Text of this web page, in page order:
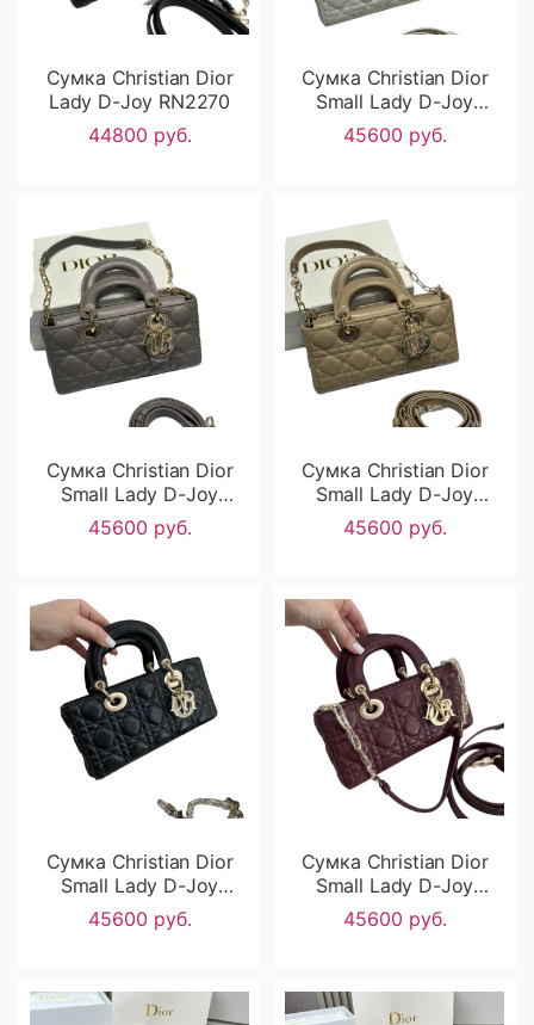
Сумка Christian Dior
Lady D-Joy RN2270
44800 руб.
Сумка Christian Dior
Small Lady D-Joy
RN2269
45600 руб.
Сумка Christian Dior
Small Lady D-Joy
RN2268
45600 руб.
Сумка Christian Dior
Small Lady D-Joy
RN2267
45600 руб.
Сумка Christian Dior
Small Lady D-Joy
RN2266
45600 руб.
Сумка Christian Dior
Small Lady D-Joy
RN2265
45600 руб.